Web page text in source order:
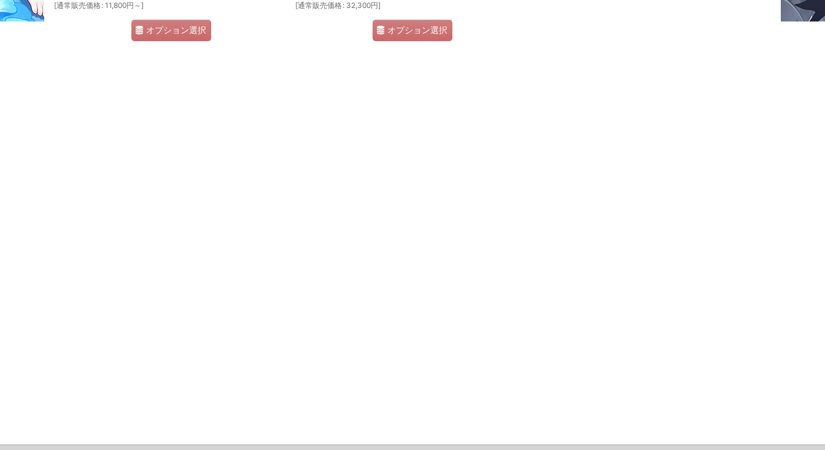
[通常販売価格: 11,800円 ～]
オプション選択
[通常販売価格: 32,300円]
オプション選択